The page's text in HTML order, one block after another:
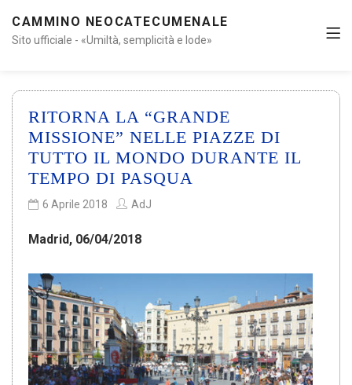
CAMMINO NEOCATECUMENALE
Sito ufficiale - «Umiltà, semplicità e lode»
RITORNA LA “GRANDE
MISSIONE” NELLE PIAZZE DI
TUTTO IL MONDO DURANTE IL
TEMPO DI PASQUA
6 Aprile 2018 AdJ
Madrid, 06/04/2018